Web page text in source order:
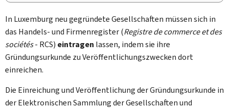
In Luxemburg neu gegründete Gesellschaften müssen sich in
das Handels- und Firmenregister (Registre de commerce et des
sociétés- RCS) eintragen lassen, indem sie ihre
Gründungsurkunde zu Veröffentlichungszwecken dort
einreichen.
Die Einreichung und Veröffentlichung der Gründungsurkunde in
der Elektronischen Sammlung der Gesellschaften und